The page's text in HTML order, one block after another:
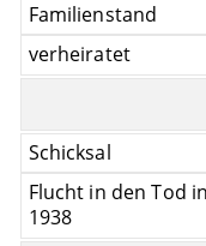
Familienstand
verheiratet
Schicksal
Flucht in den Tod
1938